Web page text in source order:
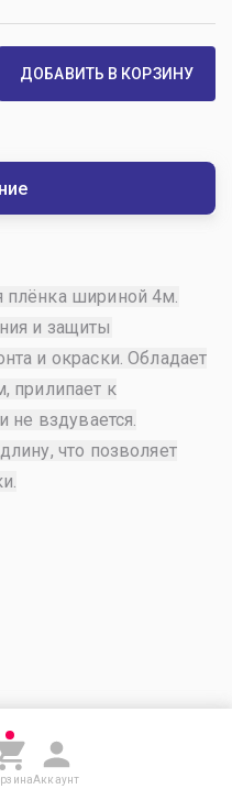
ДОБАВИТЬ В КОРЗИНУ
плёнка шириной 4м.
и защиты
и окраски. Обладает
прилипает к
не вздувается.
что позволяет
Аккаунт